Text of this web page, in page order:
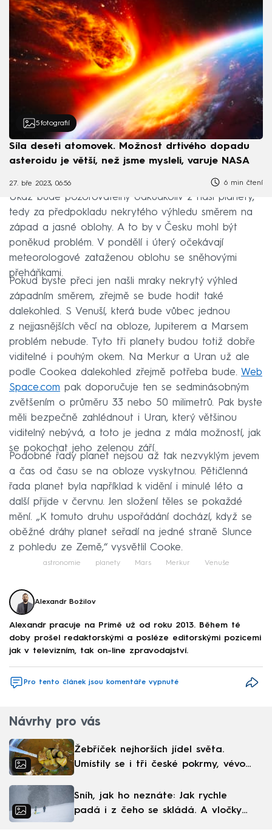
5 fotografií
Síla deseti atomovek. Možnost drtivého dopadu
asteroidu je větší, než jsme mysleli, varuje NASA
27. bře 2023, 06:56 6 min čtení
Úkaz bude pozorovatelný odkudkoliv z naší planety,
tedy za předpokladu nekrytého výhledu směrem na
západ a jasné oblohy. A to by v Česku mohl být
poněkud problém. V pondělí i úterý očekávají
meteorologové zataženou oblohu se sněhovými
přeháňkami.
Pokud byste přeci jen našli mraky nekrytý výhled
západním směrem, zřejmě se bude hodit také
dalekohled. S Venuší, která bude vůbec jednou
z nejjasnějších věcí na obloze, Jupiterem a Marsem
problém nebude. Tyto tři planety budou totiž dobře
viditelné i pouhým okem. Na Merkur a Uran už ale
podle Cookea dalekohled zřejmě potřeba bude. Web
Space.com pak doporučuje ten se sedminásobným
zvětšením o průměru 33 nebo 50 milimetrů. Pak byste
měli bezpečně zahlédnout i Uran, který většinou
viditelný nebývá, a toto je jedna z mála možností, jak
se pokochat jeho zelenou září.
Podobné řady planet nejsou až tak nezvyklým jevem
a čas od času se na obloze vyskytnou. Pětičlenná
řada planet byla například k vidění i minulé léto a
další přijde v červnu. Jen složení těles se pokaždé
mění. „K tomuto druhu uspořádání dochází, když se
oběžné dráhy planet seřadí na jedné straně Slunce
z pohledu ze Země,“ vysvětlil Cooke.
astronomie planety Mars Merkur Venuše
Alexandr Božilov
Alexandr pracuje na Primě už od roku 2013. Během té
doby prošel redaktorskými a posléze editorskými pozicemi
jak v televizním, tak on-line zpravodajství.
Pro tento článek jsou komentáře vypnuté
Návrhy pro vás
Žebříček nejhorších jídel světa.
Umístily se i tři české pokrmy, vévodí
Sníh, jak ho neznáte: Jak rychle
padá i z čeho se skládá. A vločky